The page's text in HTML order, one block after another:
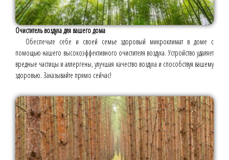
Очиститель воздуха для вашего дома
Обеспечьте себе и своей семье здоровый микроклимат в доме с
помощью нашего высокоэффективного очистителя воздуха. Устройство удаляет
вредные частицы и аллергены, улучшая качество воздуха и способствуя вашему
здоровью. Заказывайте прямо сейчас!